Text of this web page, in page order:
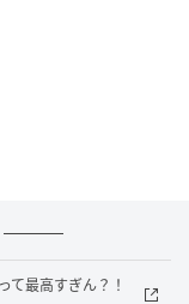
て最高すぎん？！